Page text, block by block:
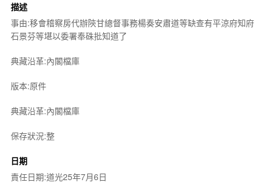
描述
事由:移會稽察房代辦陝甘總督事務楊奏安肅道等缺查有平涼府知府
石景芬等堪以委署奉硃批知道了
典藏沿革:內閣檔庫
版本:原件
典藏沿革:內閣檔庫
保存狀況:整
日期
責任日期:道光25年7月6日